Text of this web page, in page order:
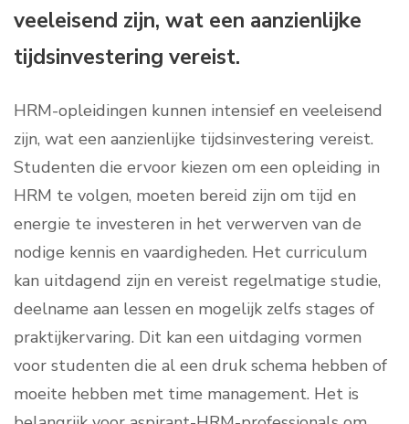
veeleisend zijn, wat een aanzienlijke
tijdsinvestering vereist.
HRM-opleidingen kunnen intensief en veeleisend
zijn, wat een aanzienlijke tijdsinvestering vereist.
Studenten die ervoor kiezen om een opleiding in
HRM te volgen, moeten bereid zijn om tijd en
energie te investeren in het verwerven van de
nodige kennis en vaardigheden. Het curriculum
kan uitdagend zijn en vereist regelmatige studie,
deelname aan lessen en mogelijk zelfs stages of
praktijkervaring. Dit kan een uitdaging vormen
voor studenten die al een druk schema hebben of
moeite hebben met time management. Het is